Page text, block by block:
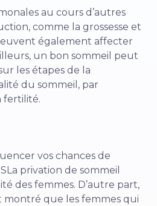
au cours d’autres
comme la grossesse et
également affecter
un bon sommeil peut
les étapes de la
du sommeil, par
fertilité.
vos chances de
La privation de sommeil
des femmes. D’autre part,
montré que les femmes qui